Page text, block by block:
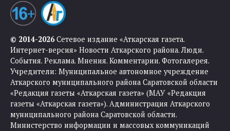
© 2014-2026Сетевое издание «Аткарская газета.
Интернет-версия» Новости Аткарского района. Люди.
События. Реклама. Мнения. Комментарии. Фотогалерея.
Учредители: Муниципальное автономное учреждение
Аткарского муниципального района Саратовской области
«Редакция газеты «Аткарская газета» (МАУ «Редакция
газеты «Аткарская газета»). Администрация Аткарского
муниципального района Саратовской области.
Министерство информации и массовых коммуникаций